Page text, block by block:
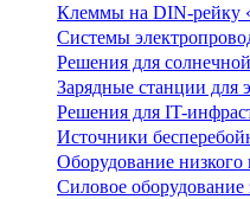
Клеммы на DIN-рейку
Системы
Решения для
Зарядные станции для
Решения для IT-
Источники
Оборудование
Силовое